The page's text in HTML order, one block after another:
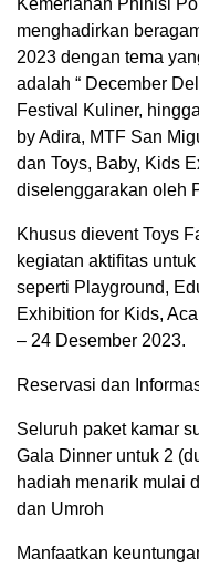
menghadirkan
2023 dengan tema
adalah “ December
Festival Kuliner,
by Adira, MTF San
dan Toys, Baby, Kids
diselenggarakan oleh
Khusus dievent Toys
kegiatan aktifitas
seperti Playground,
Exhibition for Kids,
– 24 Desember 2023.
Reservasi dan
Seluruh paket kamar
Gala Dinner untuk 2
hadiah menarik mulai
dan Umroh
Manfaatkan